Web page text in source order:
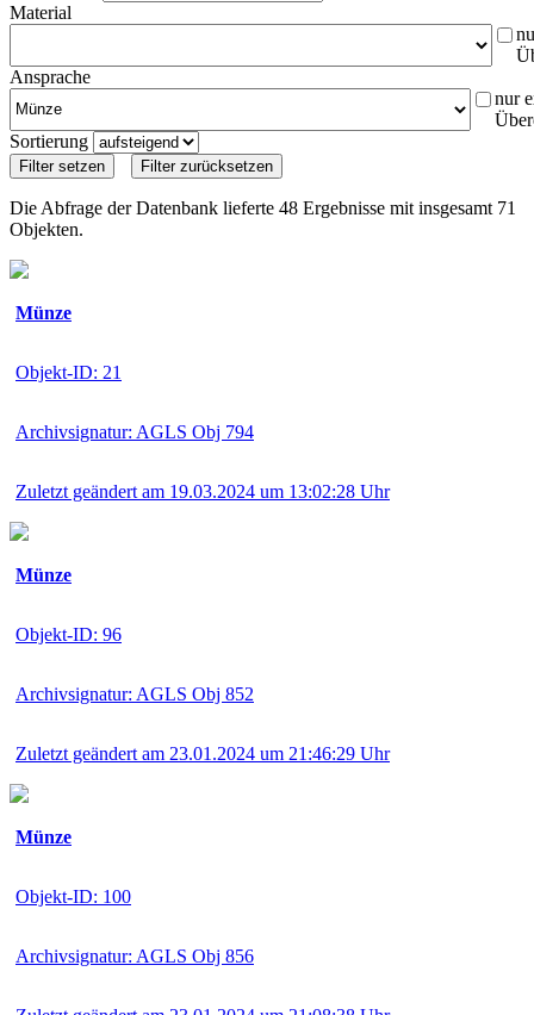
Material
Ansprache
nur
Sortierung
Die Abfrage der Datenbank lieferte 48 Ergebnisse mit insgesamt 71
Objekten.
Münze
Objekt-ID: 21
Archivsignatur: AGLS Obj 794
Zuletzt geändert am 19.03.2024 um 13:02:28 Uhr
Münze
Objekt-ID: 96
Archivsignatur: AGLS Obj 852
Zuletzt geändert am 23.01.2024 um 21:46:29 Uhr
Münze
Objekt-ID: 100
Archivsignatur: AGLS Obj 856